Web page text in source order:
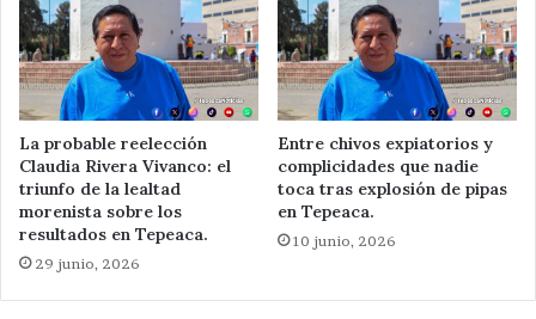
La probable reelección
Claudia Rivera Vivanco: el
triunfo de la lealtad
morenista sobre los
resultados en Tepeaca.
29 junio, 2026
Entre chivos expiatorios y
complicidades que nadie
toca tras explosión de pipas
en Tepeaca.
10 junio, 2026